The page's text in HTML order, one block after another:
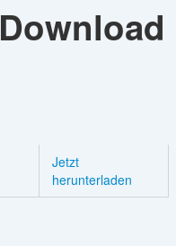
Download
Jetzt
herunterladen